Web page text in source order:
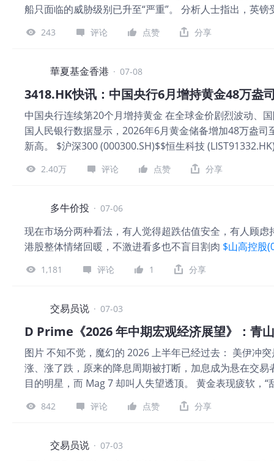
船只面临的威胁级别已升至“严重”。 分析人士指出，英
然气储备水平极低而陷入困境的经济构成威胁。 随着
可能大举增加支出的担忧已有所缓解。 此举成功消除了
图-1 EBC金融集团分析师表示，英镑即将形成黄金交叉
下跌。 热门品种简报 行情风云变换，给账户做一次“特
系，仅需5秒钟，就能从六个维度深度扫描、摸清你账户
料仅供一般参考使用，无意作为（也不应被视为）值得
243 评论 点赞 分享
華夏基金香港 · 07-08
3418.HK快讯：中国央行6月增持黄金48万盎
中国央行连续第20个月增持黄金 在全球金价剧烈波动、
国人民银行数据显示，2026年6月黄金储备增加48万盎
新高。 $沪深300 (000300.SH)$$恒生科技
(.SPX.US)$$紫金矿业 (02899.HK)$$黄金ETF-SPDR
(06181.HK)$$金 (LIST22519)$ 数据来源： 1. 华尔街
发布日之市场情况与我方观点，如有变更，恕不另行通
2.40万 评论 点赞 分享
多牛价投 · 07-06
现在市场分两种看法，有人觉得超跌估值安全，有人顾
港股整体情绪回暖，不激进看多也不盲目割肉 $山高控股
1,181 评论 1 分享
交易员说 · 07-03
D Prime《2026 年中期宏观经济展望》：青
图片 不知不觉，魔幻的 2026 上半年已经过去： 美伊冲
涨、涨了跌，原来的降息周期被打断，加息成为悬在交
目的明星，而 Mag 7 却叫人失望透顶。 黄金表现疲软，
宏观经济将如何演绎？市场的走向又该如何？有哪些大
前，人类是迷茫的，自然科学已经很久没有什么新理论
技的出现又带有偶然性，近代史还太短，人类并没有足
842 评论 点赞 分享
交易员说 · 07-03